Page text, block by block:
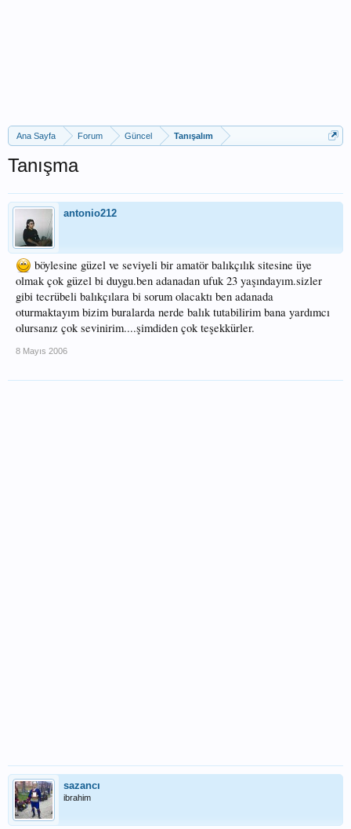
Ana Sayfa Forum Güncel Tanışalım
Tanışma
antonio212
böylesine güzel ve seviyeli bir amatör balıkçılık sitesine üye
olmak çok güzel bi duygu.ben adanadan ufuk 23 yaşındayım.sizler
gibi tecrübeli balıkçılara bi sorum olacaktı ben adanada
oturmaktayım bizim buralarda nerde balık tutabilirim bana yardımcı
olursanız çok sevinirim....şimdiden çok teşekkürler.
8 Mayıs 2006
sazancı
ibrahim